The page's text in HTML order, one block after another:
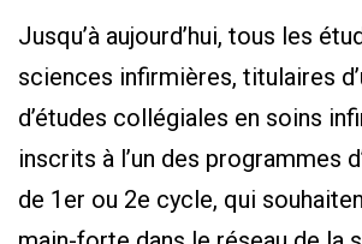
Jusqu’à aujourd’hui, tous les
sciences infirmières, titulaires
d’études collégiales en soins
inscrits à l’un des programmes
de 1er ou 2e cycle, qui